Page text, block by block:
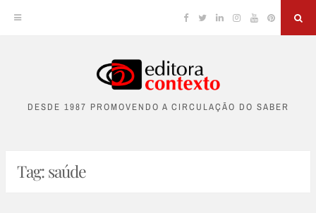
content
Facebook
TwitterLinkedinInstagram
YouTubePinterest
DESDE 1987 PROMOVENDO A CIRCULAÇÃO DO SABER
Tag:saúde